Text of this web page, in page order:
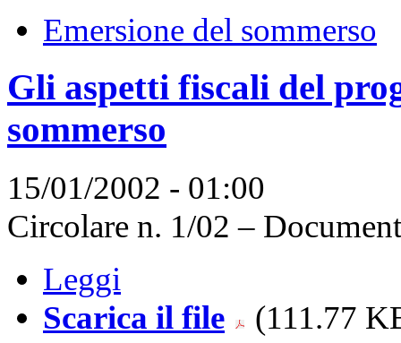
Emersione del sommerso
Gli aspetti fiscali del
sommerso
15/01/2002 - 01:00
Circolare n. 1/02 –
Leggi
Scarica il file
(111.77